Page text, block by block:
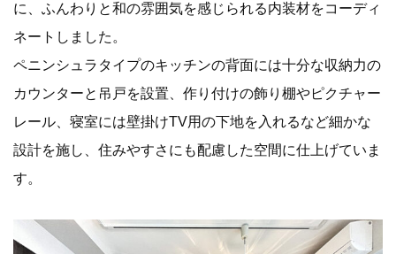
に、ふんわりと和の雰囲気を感じられる内装材をコーディ
ネートしました。
ペニンシュラタイプのキッチンの背面には十分な収納力の
カウンターと吊戸を設置、作り付けの飾り棚やピクチャー
レール、寝室には壁掛けTV用の下地を入れるなど細かな
設計を施し、住みやすさにも配慮した空間に仕上げていま
す。